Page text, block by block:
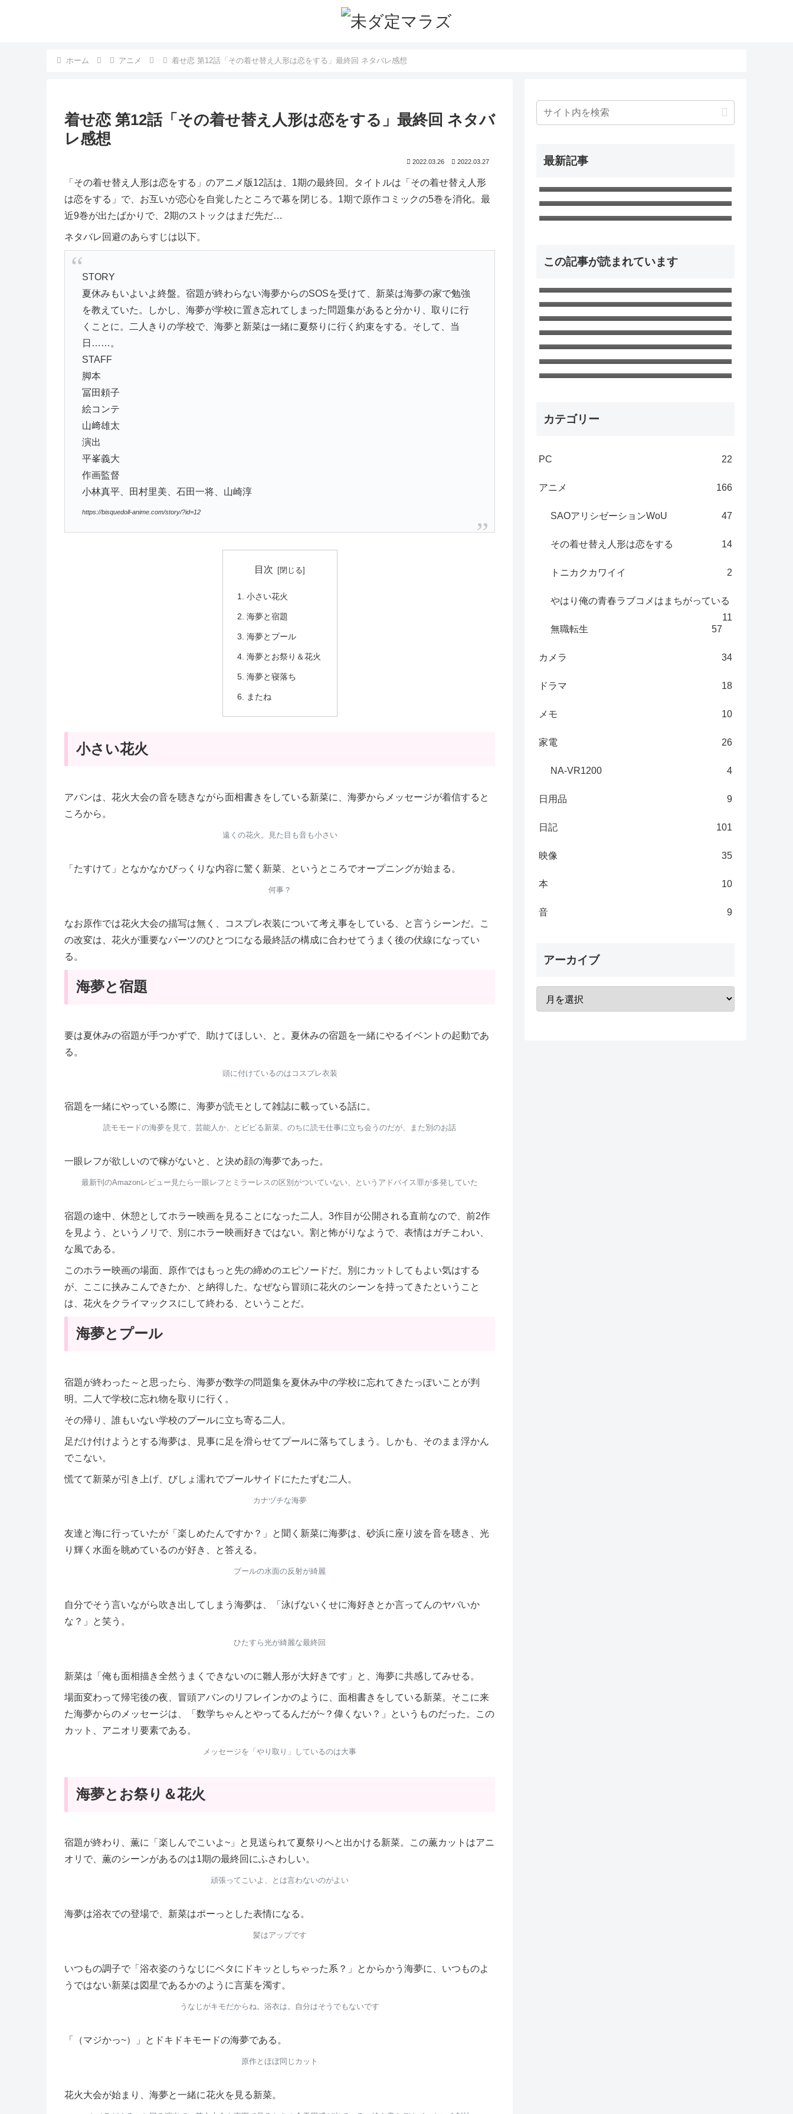
ホーム アニメ 着せ恋 第12話「その着せ替え人形は恋をする」最終回 ネタバレ感想
着せ恋 第12話「その着せ替え人形は恋をする」最終回 ネタバ
レ感想
2022.03.26 2022.03.27
「その着せ替え人形は恋をする」のアニメ版12話は、1期の最終回。タイトルは「その着せ替え人形
は恋をする」で、お互いが恋心を自覚したところで幕を閉じる。1期で原作コミックの5巻を消化。最
近9巻が出たばかりで、2期のストックはまだ先だ…
ネタバレ回避のあらすじは以下。
STORY
夏休みもいよいよ終盤。宿題が終わらない海夢からのSOSを受けて、新菜は海夢の家で勉強
を教えていた。しかし、海夢が学校に置き忘れてしまった問題集があると分かり、取りに行
くことに。二人きりの学校で、海夢と新菜は一緒に夏祭りに行く約束をする。そして、当
日……。
STAFF
脚本
冨田頼子
絵コンテ
山﨑雄太
演出
平峯義大
作画監督
小林真平、田村里美、石田一将、山崎淳
https://bisquedoll-anime.com/story/?id=12
目次
小さい花火
海夢と宿題
海夢とプール
海夢とお祭り＆花火
海夢と寝落ち
またね
小さい花火
アバンは、花火大会の音を聴きながら面相書きをしている新菜に、海夢からメッセージが着信すると
ころから。
遠くの花火。見た目も音も小さい
「たすけて」となかなかびっくりな内容に驚く新菜、というところでオープニングが始まる。
何事？
なお原作では花火大会の描写は無く、コスプレ衣装について考え事をしている、と言うシーンだ。こ
の改変は、花火が重要なパーツのひとつになる最終話の構成に合わせてうまく後の伏線になってい
る。
海夢と宿題
要は夏休みの宿題が手つかずで、助けてほしい、と。夏休みの宿題を一緒にやるイベントの起動であ
る。
頭に付けているのはコスプレ衣装
宿題を一緒にやっている際に、海夢が読モとして雑誌に載っている話に。
読モモードの海夢を見て、芸能人か、とビビる新菜。のちに読モ仕事に立ち会うのだが、また別のお話
一眼レフが欲しいので稼がないと、と決め顔の海夢であった。
最新刊のAmazonレビュー見たら一眼レフとミラーレスの区別がついていない、というアドバイス罪が多発していた
宿題の途中、休憩としてホラー映画を見ることになった二人。3作目が公開される直前なので、前2作
を見よう、というノリで、別にホラー映画好きではない。割と怖がりなようで、表情はガチこわい、
な風である。
このホラー映画の場面、原作ではもっと先の締めのエピソードだ。別にカットしてもよい気はする
が、ここに挟みこんできたか、と納得した。なぜなら冒頭に花火のシーンを持ってきたということ
は、花火をクライマックスにして終わる、ということだ。
海夢とプール
宿題が終わった～と思ったら、海夢が数学の問題集を夏休み中の学校に忘れてきたっぽいことが判
明。二人で学校に忘れ物を取りに行く。
その帰り、誰もいない学校のプールに立ち寄る二人。
足だけ付けようとする海夢は、見事に足を滑らせてプールに落ちてしまう。しかも、そのまま浮かん
でこない。
慌てて新菜が引き上げ、びしょ濡れでプールサイドにたたずむ二人。
カナヅチな海夢
友達と海に行っていたが「楽しめたんですか？」と聞く新菜に海夢は、砂浜に座り波を音を聴き、光
り輝く水面を眺めているのが好き、と答える。
プールの水面の反射が綺麗
自分でそう言いながら吹き出してしまう海夢は、「泳げないくせに海好きとか言ってんのヤバいか
な？」と笑う。
ひたすら光が綺麗な最終回
新菜は「俺も面相描き全然うまくできないのに雛人形が大好きです」と、海夢に共感してみせる。
場面変わって帰宅後の夜、冒頭アバンのリフレインかのように、面相書きをしている新菜。そこに来
た海夢からのメッセージは、「数学ちゃんとやってるんだが~？偉くない？」というものだった。この
カット、アニオリ要素である。
メッセージを「やり取り」しているのは大事
海夢とお祭り＆花火
宿題が終わり、薫に「楽しんでこいよ~」と見送られて夏祭りへと出かける新菜。この薫カットはアニ
オリで、薫のシーンがあるのは1期の最終回にふさわしい。
頑張ってこいよ、とは言わないのがよい
海夢は浴衣での登場で、新菜はポーっとした表情になる。
髪はアップです
いつもの調子で「浴衣姿のうなじにベタにドキッとしちゃった系？」とからかう海夢に、いつものよ
うではない新菜は図星であるかのように言葉を濁す。
うなじがキモだからね。浴衣は。自分はそうでもないです
「（マジかっ~）」とドキドキモードの海夢である。
原作とほぼ同じカット
花火大会が始まり、海夢と一緒に花火を見る新菜。
最新記事
無職転生Ⅲ 第5話「お祝い」ネタバレ
タバレ感想
無職転生Ⅲ 第3話「帰ってきた日常」
ネタバレ感想
この記事が読まれています
窓用エアコンがうるさい！ので対策
最終回「ニューワールド」ネタバレ
感想 新世界
無職転生Ⅱ 第18話「ターニングポイ
ント３」ネタバレ感想 さすがの神回
無職転生 第22話「現実（ユメ） 」ネ
タバレ感想 エリスの夢
無職転生Ⅱ 第24話「嗣ぐ」最終回ネ
タバレ感想
無職転生 第8話「ターニングポイント
1」ネタバレ感想 第一部～完～
無職転生 第21話「ターニングポイン
ト2」ネタバレ感想 絶望しかない
カテゴリー
PC 22
アニメ 166
SAOアリシゼーションWoU 47
その着せ替え人形は恋をする 14
トニカクカワイイ 2
やはり俺の青春ラブコメはまちがっている
11
無職転生
57
カメラ 34
ドラマ 18
メモ 10
家電 26
NA-VR1200 4
日用品 9
日記 101
映像 35
本 10
音 9
アーカイブ